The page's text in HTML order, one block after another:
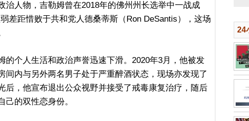
治人物，吉勒姆曾在2018年的佛州州长选举中一战成
差距惜败于共和党人德桑蒂斯（Ron DeSantis），这场
的个人生活和政治声誉迅速下滑。2020年3月，他被发
间内与另外两名男子处于严重醉酒状态，现场亦发现了
后，他宣布退出公众视野并接受了戒毒康复治疗，随后
己的双性恋身份。
24